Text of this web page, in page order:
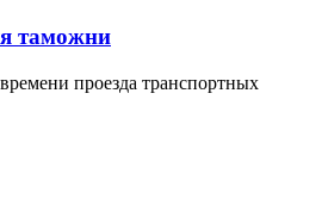
таможни
проезда транспортных